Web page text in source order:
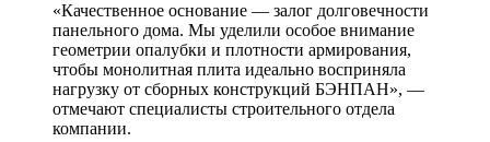
«Качественное основание — залог долговечности
панельного дома. Мы уделили особое внимание
геометрии опалубки и плотности армирования,
чтобы монолитная плита идеально восприняла
нагрузку от сборных конструкций БЭНПАН», —
отмечают специалисты строительного отдела
компании.